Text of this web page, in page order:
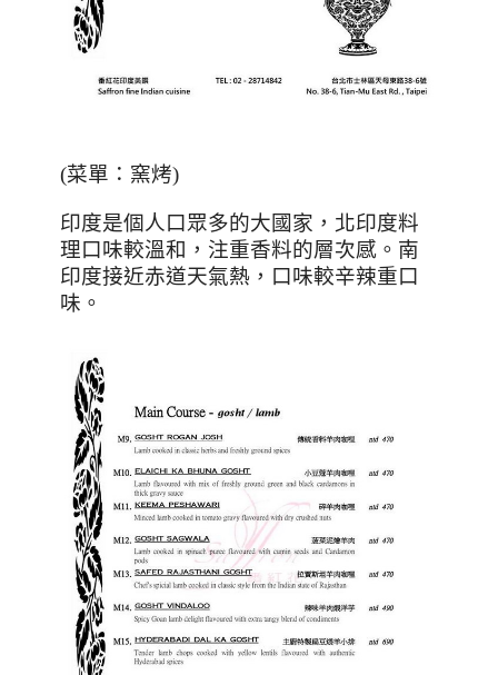
(菜單：窯烤)
印度是個人口眾多的大國家，北印度料
理口味較溫和，注重香料的層次感。南
印度接近赤道天氣熱，口味較辛辣重口
味。